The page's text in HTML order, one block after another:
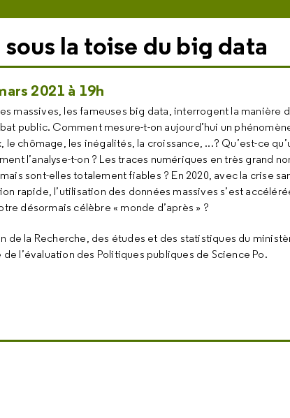
la toise du big data
2021 à 19h
massives, les fameuses big data, interrogent la manière
public. Comment mesure-t-on aujourd’hui un
le chômage, les inégalités, la croissance, ...? Qu’est-ce
l’analyse-t-on ? Les traces numériques en très grand
sont-elles totalement fiables ? En 2020, avec la crise
rapide, l’utilisation des données massives s’est
désormais célèbre « monde d’après » ?
de la Recherche, des études et des statistiques du
l’évaluation des Politiques publiques de Science Po.